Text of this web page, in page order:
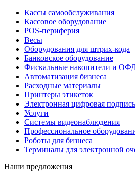
Кассы самообслуживания
Кассовое оборудование
POS-периферия
Весы
Оборудования для штрих-кода
Банковское оборудование
Фискальные накопители и
Автоматизация бизнеса
Расходные материалы
Принтеры этикеток
Электронная цифровая
Услуги
Системы видеонаблюдения
Профессиональное
Роботы для бизнеса
Терминалы для электронной
Наши предложения